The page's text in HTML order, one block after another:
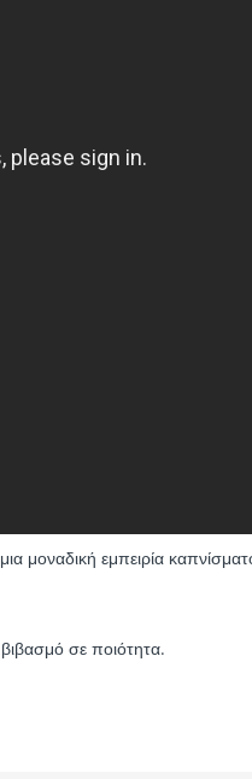
μοναδική εμπειρία
σε ποιότητα.